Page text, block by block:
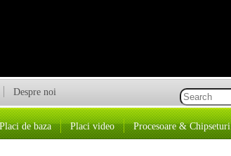
Despre noi
de baza Placi video Procesoare & Chipseturi